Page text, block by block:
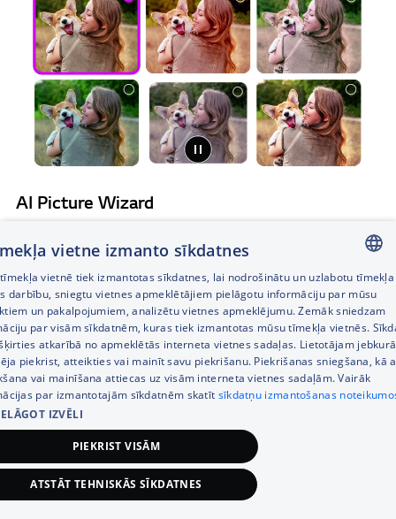
2 592,00€
AI Picture Wizard
attēlu preferenču. Pamatojoties uz jūsu izvēli, jūsu TV rada personalizētu
attēlu jums.
LATVIAN
RUSSIAN
ENGLISH
vietne izmanto sīkdatnes
vietnē tiek izmantotas sīkdatnes, lai nodrošinātu un uzlabotu tīmekļa
darbību, sniegtu vietnes apmeklētājiem pielāgotu informāciju par mūsu
un pakalpojumiem, analizētu vietnes apmeklējumu. Zemāk sniedzam
par visām sīkdatnēm, kuras tiek izmantotas mūsu tīmekļa vietnēs.
atkarībā no apmeklētās interneta vietnes sadaļas. Lietotājam
piekrist, atteikties vai mainīt savu piekrišanu. Piekrišanas sniegšana, kā
vai mainīšana attiecas uz visām interneta vietnes sadaļām. Vairāk
par izmantotajām sīkdatnēm skatīt sīkdatņu izmantošanas
IZVĒLI
PIEKRIST VISĀM
ATSTĀT TEHNISKĀS SĪKDATNES